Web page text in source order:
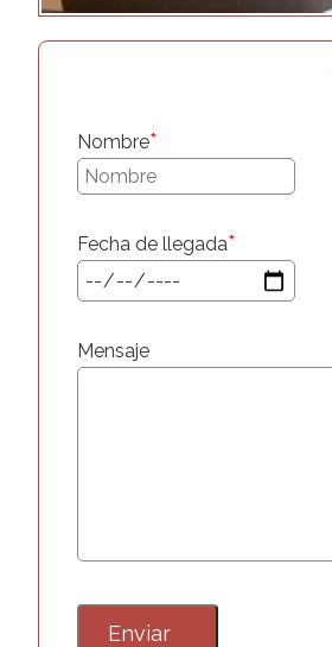
Nombre*
Fecha de llegada*
Mensaje